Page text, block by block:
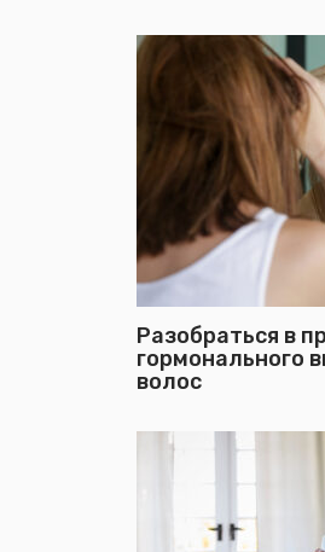
Разобраться в
гормонального
волос